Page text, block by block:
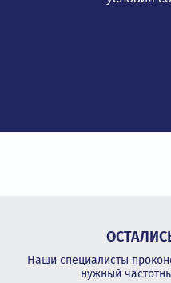
Наши специалисты
нужный